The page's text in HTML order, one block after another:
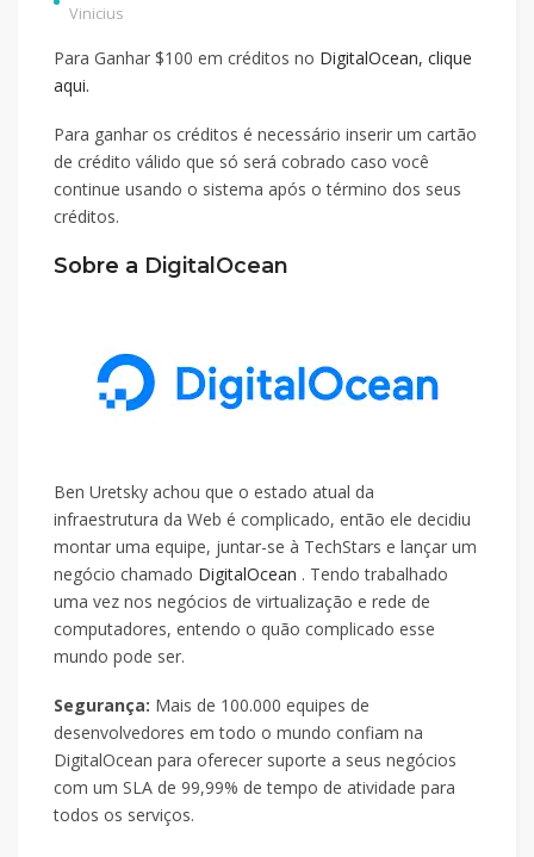
Vinicius
Para Ganhar $100 em créditos no DigitalOcean, clique
aqui.
Para ganhar os créditos é necessário inserir um cartão
de crédito válido que só será cobrado caso você
continue usando o sistema após o término dos seus
créditos.
Sobre a DigitalOcean
Ben Uretsky achou que o estado atual da
infraestrutura da Web é complicado, então ele decidiu
montar uma equipe, juntar-se à TechStars e lançar um
negócio chamado DigitalOcean . Tendo trabalhado
uma vez nos negócios de virtualização e rede de
computadores, entendo o quão complicado esse
mundo pode ser.
Segurança: Mais de 100.000 equipes de
desenvolvedores em todo o mundo confiam na
DigitalOcean para oferecer suporte a seus negócios
com um SLA de 99,99% de tempo de atividade para
todos os serviços.